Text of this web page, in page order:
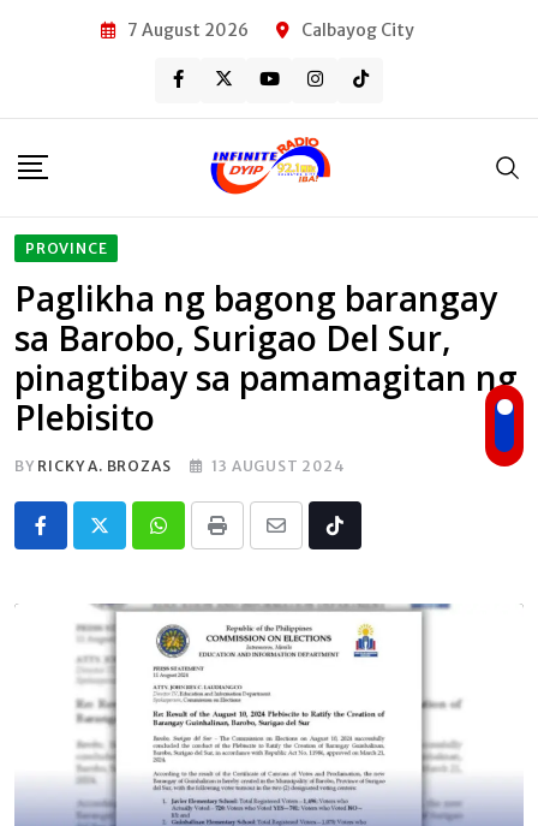
7 August 2026 Calbayog City
PROVINCE
Paglikha ng bagong barangay
sa Barobo, Surigao Del Sur,
pinagtibay sa pamamagitan ng
Plebisito
BY RICKY A. BROZAS 13 AUGUST 2024
Whatsapp
Print
Share
Email
Tiktok